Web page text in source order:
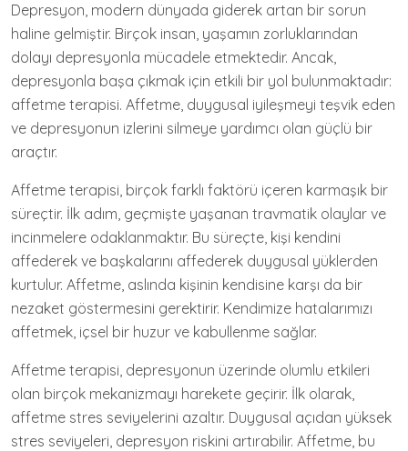
Depresyon, modern dünyada giderek artan bir sorun
haline gelmiştir. Birçok insan, yaşamın zorluklarından
dolayı depresyonla mücadele etmektedir. Ancak,
depresyonla başa çıkmak için etkili bir yol bulunmaktadır:
affetme terapisi. Affetme, duygusal iyileşmeyi teşvik eden
ve depresyonun izlerini silmeye yardımcı olan güçlü bir
araçtır.
Affetme terapisi, birçok farklı faktörü içeren karmaşık bir
süreçtir. İlk adım, geçmişte yaşanan travmatik olaylar ve
incinmelere odaklanmaktır. Bu süreçte, kişi kendini
affederek ve başkalarını affederek duygusal yüklerden
kurtulur. Affetme, aslında kişinin kendisine karşı da bir
nezaket göstermesini gerektirir. Kendimize hatalarımızı
affetmek, içsel bir huzur ve kabullenme sağlar.
Affetme terapisi, depresyonun üzerinde olumlu etkileri
olan birçok mekanizmayı harekete geçirir. İlk olarak,
affetme stres seviyelerini azaltır. Duygusal açıdan yüksek
stres seviyeleri, depresyon riskini artırabilir. Affetme, bu